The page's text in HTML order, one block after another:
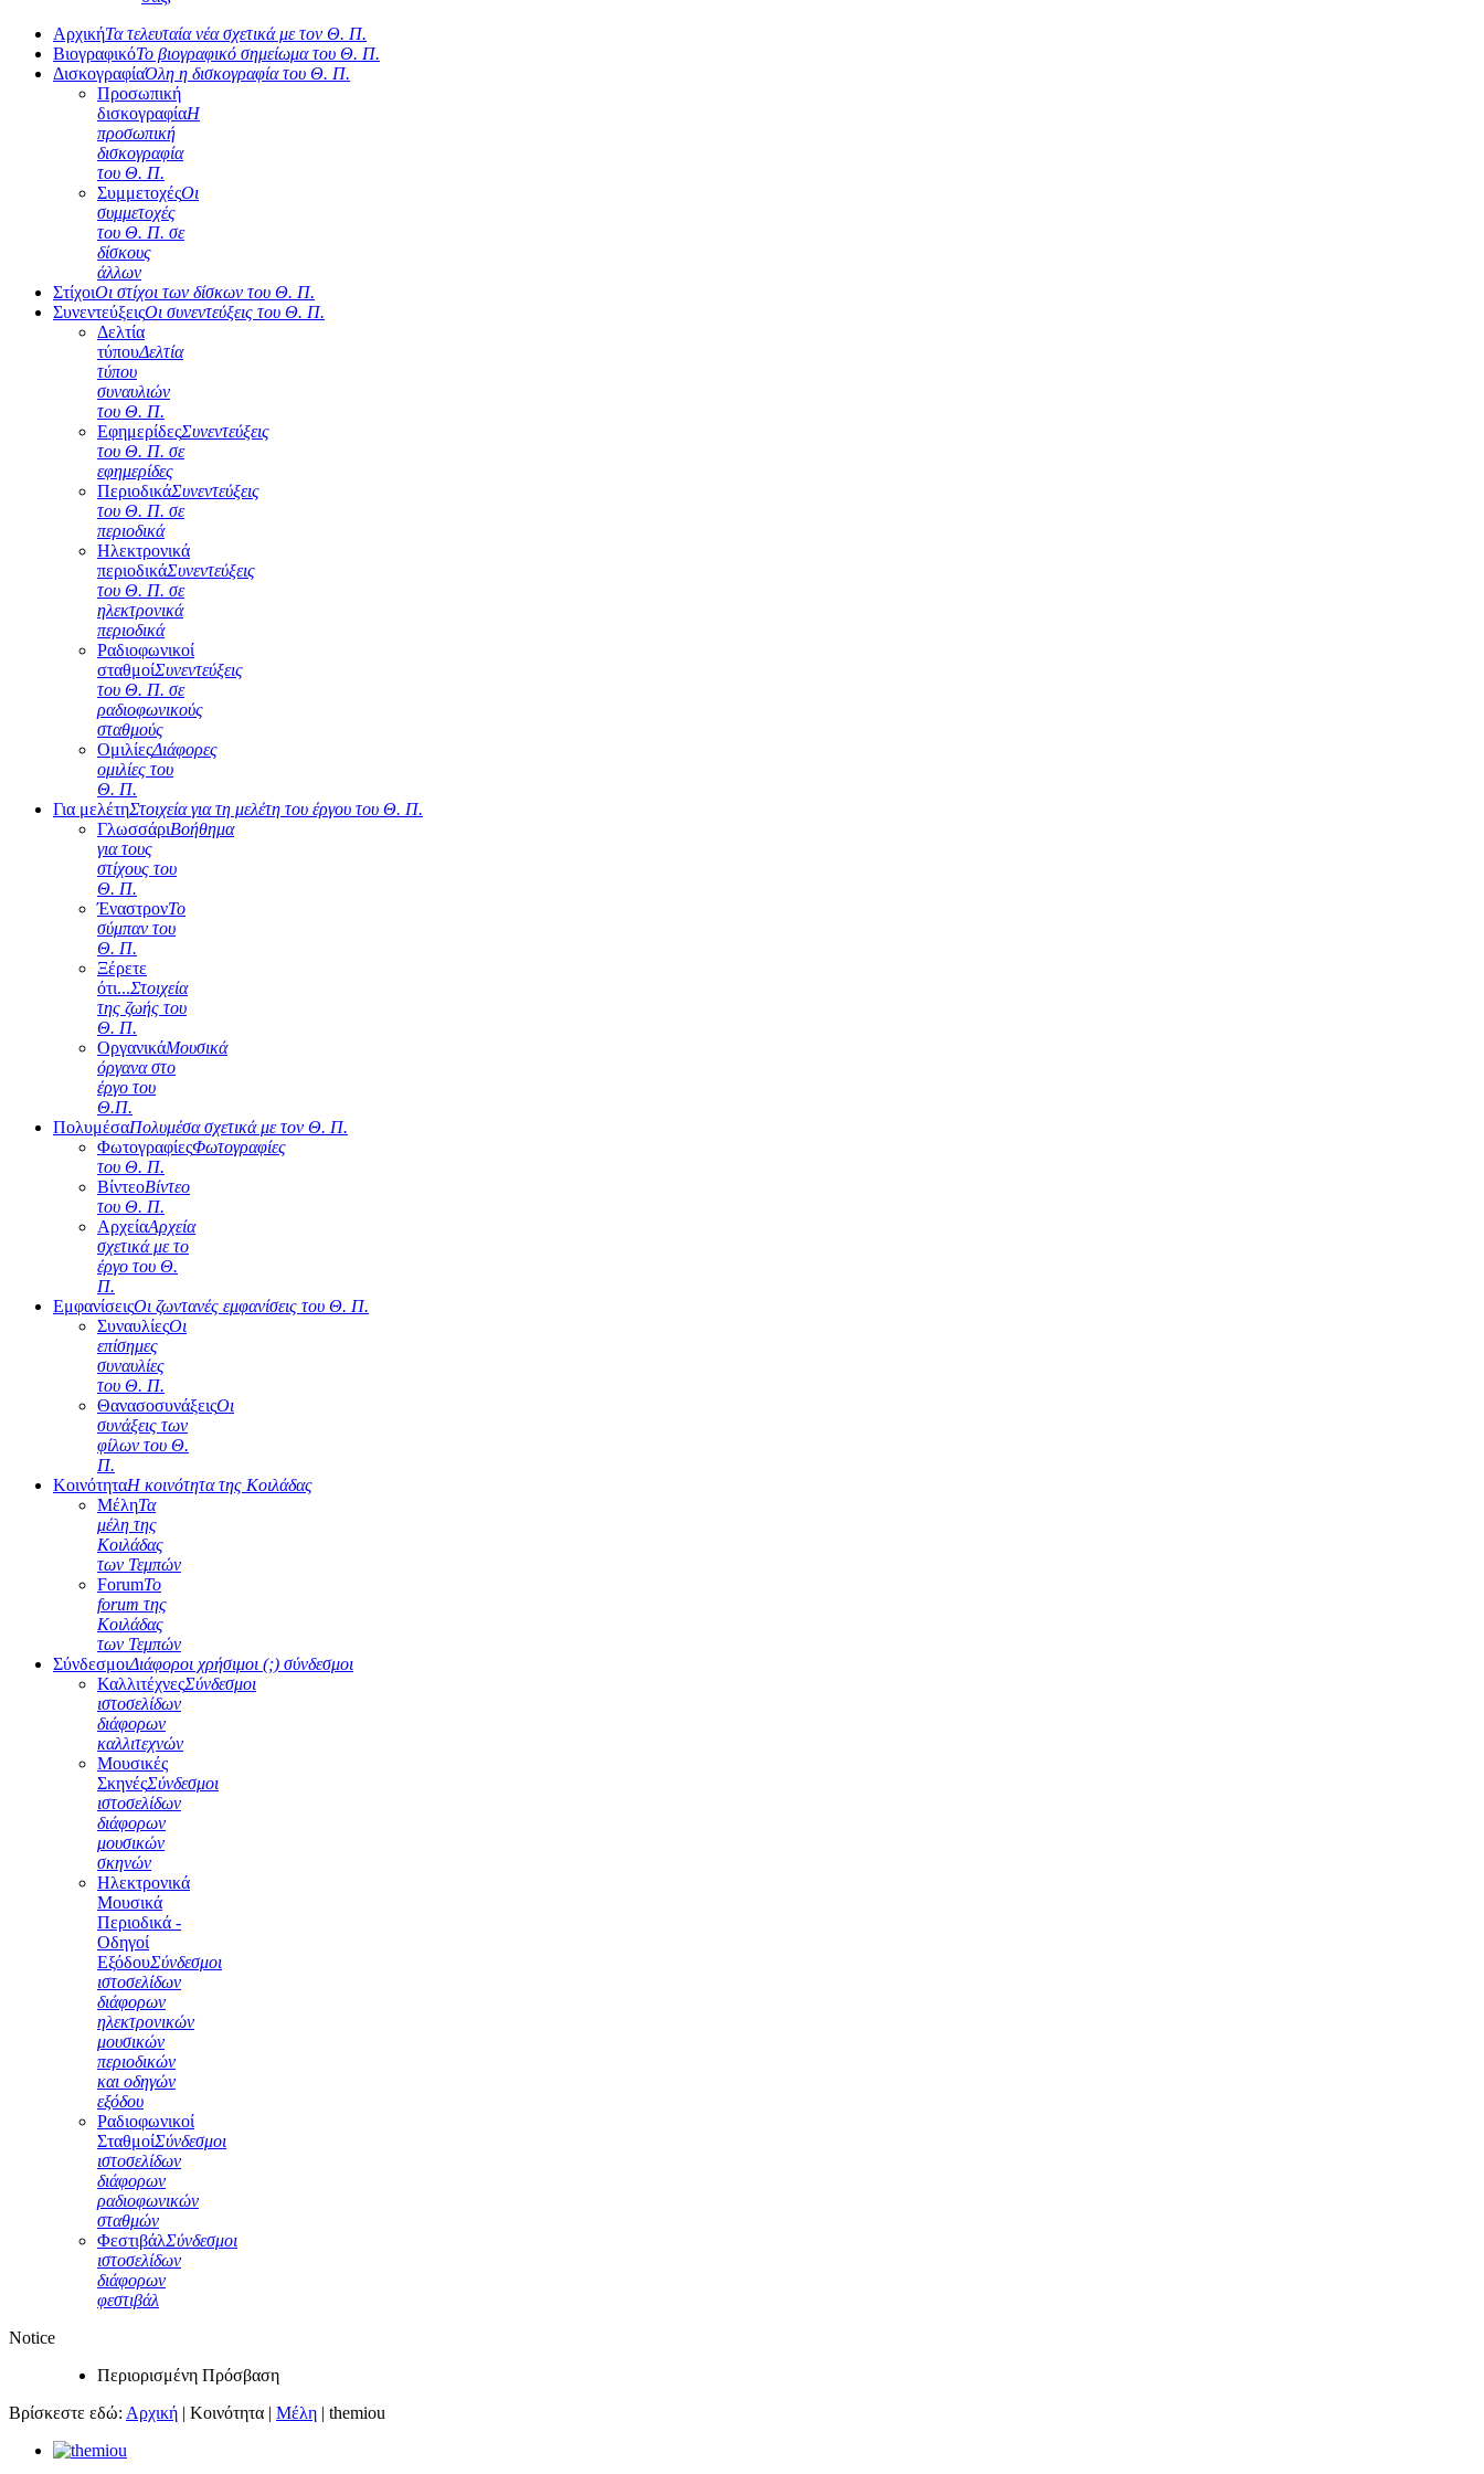
ΑρχικήΤα τελευταία νέα σχετικά με τον Θ. Π.
ΒιογραφικόΤο βιογραφικό σημείωμα του Θ. Π.
ΔισκογραφίαΌλη η δισκογραφία του Θ. Π.
Προσωπική
δισκογραφίαΗ
προσωπική
δισκογραφία
του Θ. Π.
ΣυμμετοχέςΟι
συμμετοχές
του Θ. Π. σε
δίσκους
άλλων
ΣτίχοιΟι στίχοι των δίσκων του Θ. Π.
ΣυνεντεύξειςΟι συνεντεύξεις του Θ. Π.
Δελτία
τύπουΔελτία
τύπου
συναυλιών
του Θ. Π.
ΕφημερίδεςΣυνεντεύξεις
του Θ. Π. σε
εφημερίδες
ΠεριοδικάΣυνεντεύξεις
του Θ. Π. σε
περιοδικά
Ηλεκτρονικά
περιοδικάΣυνεντεύξεις
του Θ. Π. σε
ηλεκτρονικά
περιοδικά
Ραδιοφωνικοί
σταθμοίΣυνεντεύξεις
του Θ. Π. σε
ραδιοφωνικούς
σταθμούς
ΟμιλίεςΔιάφορες
ομιλίες του
Θ. Π.
Για μελέτηΣτοιχεία για τη μελέτη του έργου του Θ. Π.
ΓλωσσάριΒοήθημα
για τους
στίχους του
Θ. Π.
ΈναστρονΤο
σύμπαν του
Θ. Π.
Ξέρετε
ότι...Στοιχεία
της ζωής του
Θ. Π.
ΟργανικάΜουσικά
όργανα στο
έργο του
Θ.Π.
ΠολυμέσαΠολυμέσα σχετικά με τον Θ. Π.
ΦωτογραφίεςΦωτογραφίες
του Θ. Π.
ΒίντεοΒίντεο
του Θ. Π.
ΑρχείαΑρχεία
σχετικά με το
έργο του Θ.
Π.
ΕμφανίσειςΟι ζωντανές εμφανίσεις του Θ. Π.
ΣυναυλίεςΟι
επίσημες
συναυλίες
του Θ. Π.
ΘανασοσυνάξειςΟι
συνάξεις των
φίλων του Θ.
Π.
ΚοινότηταΗ κοινότητα της Κοιλάδας
ΜέληΤα
μέλη της
Κοιλάδας
των Τεμπών
ForumΤο
forum της
Κοιλάδας
των Τεμπών
ΣύνδεσμοιΔιάφοροι χρήσιμοι (;) σύνδεσμοι
ΚαλλιτέχνεςΣύνδεσμοι
ιστοσελίδων
διάφορων
καλλιτεχνών
Μουσικές
ΣκηνέςΣύνδεσμοι
ιστοσελίδων
διάφορων
μουσικών
σκηνών
Ηλεκτρονικά
Μουσικά
Περιοδικά -
Οδηγοί
ΕξόδουΣύνδεσμοι
ιστοσελίδων
διάφορων
ηλεκτρονικών
μουσικών
περιοδικών
και οδηγών
εξόδου
Ραδιοφωνικοί
ΣταθμοίΣύνδεσμοι
ιστοσελίδων
διάφορων
ραδιοφωνικών
σταθμών
ΦεστιβάλΣύνδεσμοι
ιστοσελίδων
διάφορων
φεστιβάλ
Notice
Περιορισμένη Πρόσβαση
Βρίσκεστε εδώ: Αρχική | Κοινότητα | Μέλη | themiou